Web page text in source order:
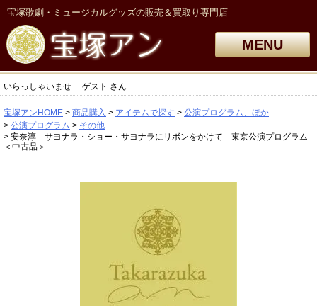
宝塚歌劇・ミュージカルグッズの販売＆買取り専門店
MENU
いらっしゃいませ ゲスト さん
宝塚アンHOME 商品購入 アイテムで探す
公演プログラム、ほか
公演プログラム
その他
安奈淳 サヨナラ・ショー・サヨナラにリボンをかけて 東京公演プログラム
＜中古品＞